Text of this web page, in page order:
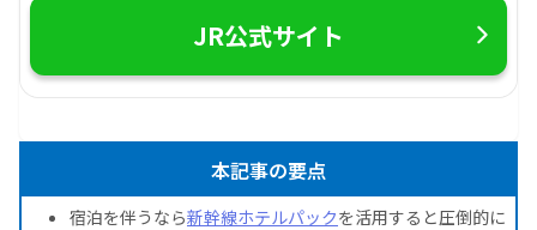
JR公式サイト
本記事の要点
宿泊を伴うなら新幹線ホテルパックを活用すると圧倒的に